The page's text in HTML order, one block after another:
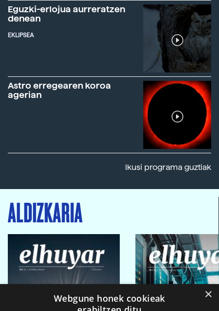
Eguzki-erlojua aurreratzen
denean
EKLIPSEA
Astro erregearen koroa
agerian
Ikusi programa guztiak
ALDIZKARIA
×
Webgune honek cookieak